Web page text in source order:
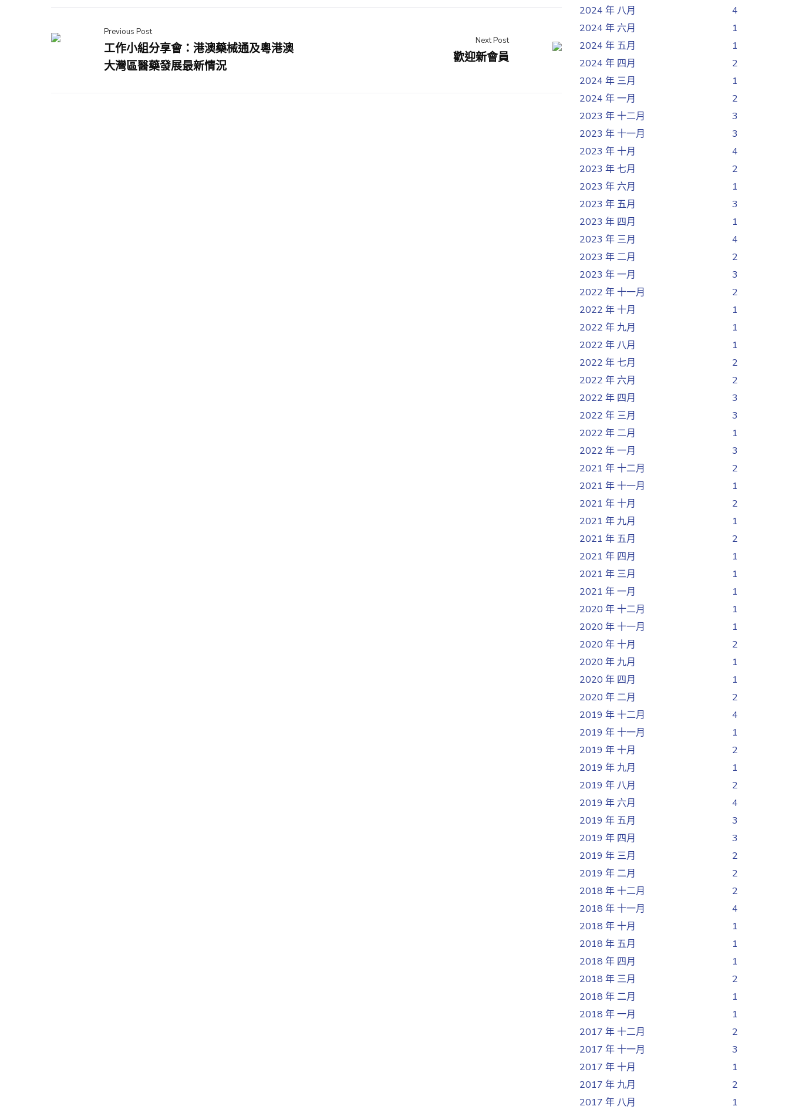
Previous Post
工作小組分享會：港澳藥械通及粵港澳
大灣區醫藥發展最新情況
Next Post
歡迎新會員
2024 年 八月
4
2024 年 六月
1
2024 年 五月
1
2024 年 四月
2
2024 年 三月
1
2024 年 一月
2
2023 年 十二月
3
2023 年 十一月
3
2023 年 十月
4
2023 年 七月
2
2023 年 六月
1
2023 年 五月
3
2023 年 四月
1
2023 年 三月
4
2023 年 二月
2
2023 年 一月
3
2022 年 十一月
2
2022 年 十月
1
2022 年 九月
1
2022 年 八月
1
2022 年 七月
2
2022 年 六月
2
2022 年 四月
3
2022 年 三月
3
2022 年 二月
1
2022 年 一月
3
2021 年 十二月
2
2021 年 十一月
1
2021 年 十月
2
2021 年 九月
1
2021 年 五月
2
2021 年 四月
1
2021 年 三月
1
2021 年 一月
1
2020 年 十二月
1
2020 年 十一月
1
2020 年 十月
2
2020 年 九月
1
2020 年 四月
1
2020 年 二月
2
2019 年 十二月
4
2019 年 十一月
1
2019 年 十月
2
2019 年 九月
1
2019 年 八月
2
2019 年 六月
4
2019 年 五月
3
2019 年 四月
3
2019 年 三月
2
2019 年 二月
2
2018 年 十二月
2
2018 年 十一月
4
2018 年 十月
1
2018 年 五月
1
2018 年 四月
1
2018 年 三月
2
2018 年 二月
1
2018 年 一月
1
2017 年 十二月
2
2017 年 十一月
3
2017 年 十月
1
2017 年 九月
2
2017 年 八月
1